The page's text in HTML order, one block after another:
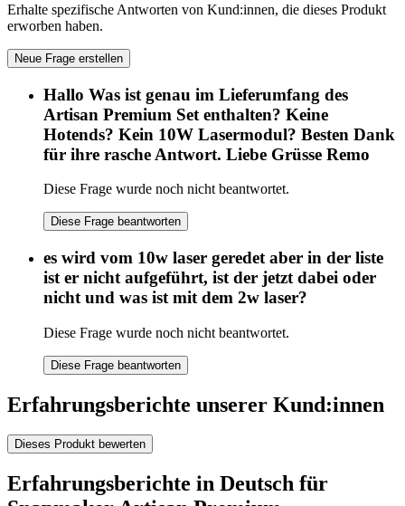
Erhalte spezifische Antworten von Kund:innen, die dieses Produkt
erworben haben.
Neue Frage erstellen
Hallo Was ist genau im Lieferumfang des
Artisan Premium Set enthalten? Keine
Hotends? Kein 10W Lasermodul? Besten Dank
für ihre rasche Antwort. Liebe Grüsse Remo
Diese Frage wurde noch nicht beantwortet.
Diese Frage beantworten
es wird vom 10w laser geredet aber in der liste
ist er nicht aufgeführt, ist der jetzt dabei oder
nicht und was ist mit dem 2w laser?
Diese Frage wurde noch nicht beantwortet.
Diese Frage beantworten
Erfahrungsberichte unserer Kund:innen
Dieses Produkt bewerten
Erfahrungsberichte in Deutsch für